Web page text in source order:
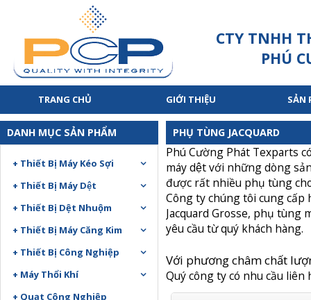
CTY TNHH
PHÚ
TRANG CHỦ GIỚI THIỆU SẢN
DANH MỤC SẢN PHẨM
+ Thiết Bị Máy Kéo Sợi
+ Thiết Bị Máy Dệt
+ Thiết Bị Dệt Nhuộm
+ Thiết Bị Máy Căng Kim
+ Thiết Bị Công Nghiệp
+ Máy Thổi Khí
+ Quạt Công Nghiệp
PHỤ TÙNG JACQUARD
Phú Cường Phát Texparts
máy dệt với những dòng
được rất nhiều phụ tùng
Công ty chúng tôi cung cấp
Jacquard Grosse, phụ tùng
yêu cầu từ quý khách hàng.
Với phương châm chất
Quý công ty có nhu cầu